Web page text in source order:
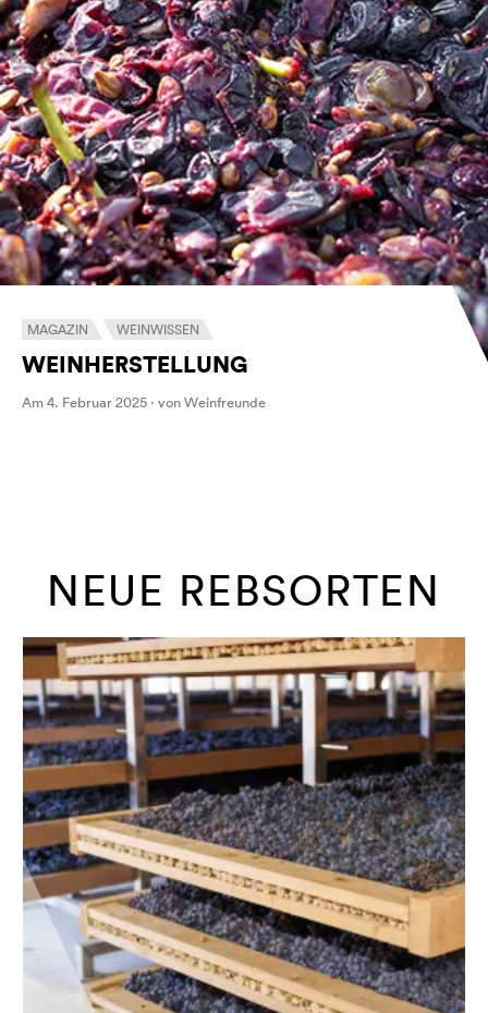
MAGAZIN WEINWISSEN
WEINHERSTELLUNG
Am 4. Februar 2025 · von Weinfreunde
NEUE REBSORTEN